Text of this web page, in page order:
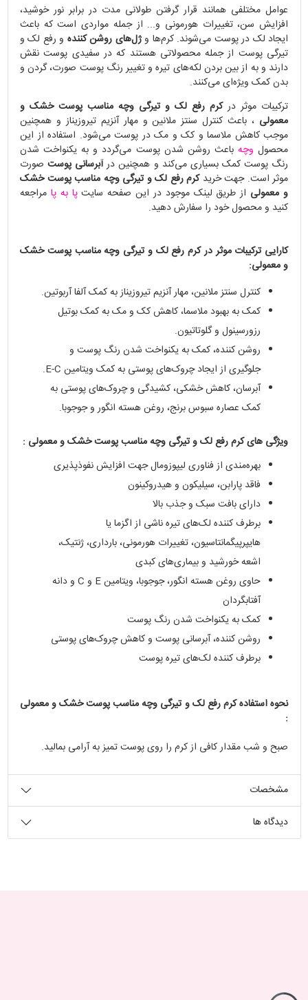
عوامل مختلفی همانند قرار گرفتن طولانی مدت در برابر نور خوشید،
افزایش سن، تغییرات هورمونی و... از جمله مواردی است که باعث
ایجاد لک در پوست می‌شوند. کرم‌ها وژل‌های روشن کننده و رفع لک و
تیرگی پوست از جمله محصولاتی هستند که در سفیدی پوست نقش
دارند و به از بین بردن لکه‌های تیره و تغییر رنگ پوست صورت، گردن و
بدن کمک ویژه‌ای می‌کنند.
ترکیبات موثر درکرم رفع لک و تیرگی وچه مناسب پوست خشک و
معمولی ، باعث کنترل سنتز ملانین و مهار آنزیم تیروزیناز و همچنین
موجب کاهش ملاسما و کک و مک در پوست می‌شود. استفاده از این
محصول وچهباعث روشن شدن پوست می‌گردد و به یکنواخت شدن
رنگ پوست کمک بسیاری می‌کند و همچنین درآبرسانی پوست صورت
موثر است. جهت خریدکرم رفع لک و تیرگی وچه مناسب پوست خشک
و معمولی از طریق لینک موجود در این صفحه سایتپا به پا مراجعه
کنید و محصول خود را سفارش دهید.
کارایی ترکیبات موثر در کرم رفع لک و تیرگی وچه مناسب پوست خشک
و معمولی:
کنترل سنتز ملانین، مهار آنزیم تیروزیناز به کمک آلفا آربوتین.
کمک به بهبود ملاسما، کاهش کک و مک به کمک بوتیل
رزورسینول و گلوتاتیون.
روشن کننده، کمک به یکنواخت شدن رنگ پوست و
جلوگیری از ایجاد چروک‌های پوستی به کمک ویتامین E-C.
آبرسان، کاهش خشکی، کشیدگی و چروک‌های پوستی به
کمک عصاره سبوس برنج، روغن هسته انگور و جوجوبا.
ویژگی های کرم رفع لک و تیرگی وچه مناسب پوست خشک و معمولی :
بهره‌مندی از فناوری لیپوزومال جهت افزایش نفوذپذیری
فاقد پارابن، سیلیکون و هیدروکینون
دارای بافت سبک و جذب بالا
برطرف کننده لک‌های تیره ناشی از اگزما یا
هایپرپیگمانتاسیون، تغییرات هورمونی، بارداری، ژنتیک،
اشعه خورشید و بیماری‌های کبدی
حاوی روغن هسته انگور، جوجوبا، ویتامین E و C و دانه
آفتابگردان
کمک به یکنواخت شدن رنگ پوست
روشن کننده، آبرسانی پوست و کاهش چروک‌های پوستی
برطرف کننده لک‌های تیره پوست
نحوه استفاده کرم رفع لک و تیرگی وچه مناسب پوست خشک و معمولی
:
صبح و شب مقدار کافی از کرم را روی پوست تمیز به آرامی بمالید.
مشخصات
دیدگاه ها